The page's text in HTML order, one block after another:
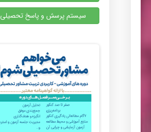
سیستم پرسش و پاسخ تحصیلی